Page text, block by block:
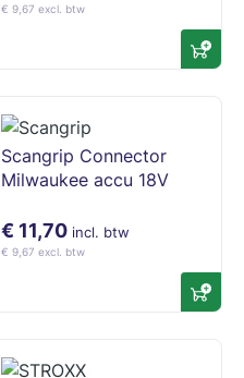
€ 9,67 excl. btw
Scangrip Connector
Milwaukee accu 18V
€ 11,70 incl. btw
€ 9,67 excl. btw